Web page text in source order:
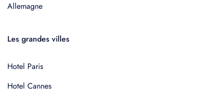
Allemagne
Les grandes villes
Hotel Paris
Hotel Cannes